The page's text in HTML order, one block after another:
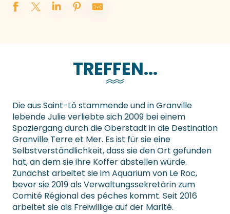
TREFFEN...
Die aus Saint-Lô stammende und in Granville
lebende Julie verliebte sich 2009 bei einem
Spaziergang durch die Oberstadt in die Destination
Granville Terre et Mer. Es ist für sie eine
Selbstverständlichkeit, dass sie den Ort gefunden
hat, an dem sie ihre Koffer abstellen würde.
Zunächst arbeitet sie im Aquarium von Le Roc,
bevor sie 2019 als Verwaltungssekretärin zum
Comité Régional des pêches kommt. Seit 2016
arbeitet sie als Freiwillige auf der Marité.